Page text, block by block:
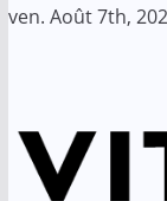
Skip
ven. Août 7th,